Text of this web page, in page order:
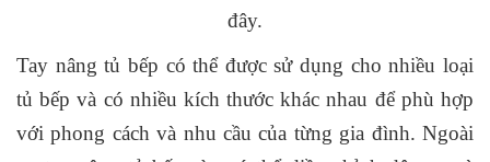
đây.
Tay nâng tủ bếp có thể được sử dụng cho nhiều loại
tủ bếp và có nhiều kích thước khác nhau để phù hợp
với phong cách và nhu cầu của từng gia đình. Ngoài